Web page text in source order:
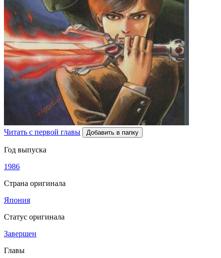
Читать с первой главы Добавить в папку
Год выпуска
1986
Страна оригинала
Япония
Статус оригинала
Завершен
Главы